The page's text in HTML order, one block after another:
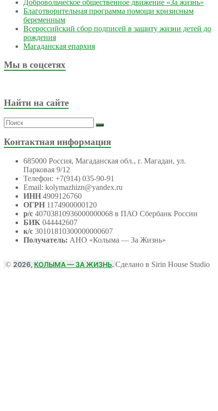
Добровольческое общественное движение «За жизнь»
Благотворительная программа помощи кризисным
беременным
Всероссийский сбор подписей в защиту жизни детей до
рождения
Магаданская епархия
Мы в соцсетях
Найти на сайте
Контактная информация
685000 Россия, Магаданская обл., г. Магадан, ул.
Парковая 9/12
Телефон: +7(914) 035-90-91
Email: kolymazhizn@yandex.ru
ИНН 4909126760
ОГРН 1174900000120
р/с 40703810936000000068 в ПАО Сбербанк России
БИК 044442607
к/с 30101810300000000607
Получатель: АНО «Колыма — За Жизнь»
© 2026, КОЛЫМА — ЗА ЖИЗНЬ. Сделано в Sirin House Studio